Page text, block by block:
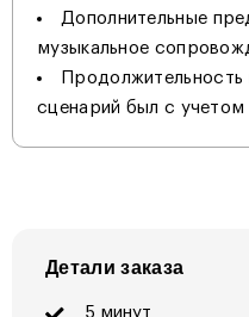
Дополнительные
музыкальное
сценарий был с учетом
Детали заказа
5 минут